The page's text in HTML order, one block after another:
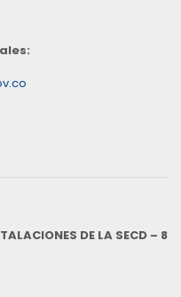
DE LA SECD – 8